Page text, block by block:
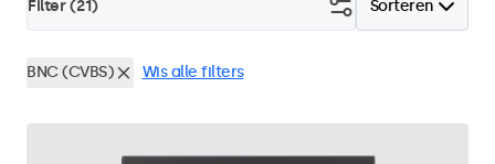
Sorteren
Filter (21)
BNC (CVBS) Wis alle filters